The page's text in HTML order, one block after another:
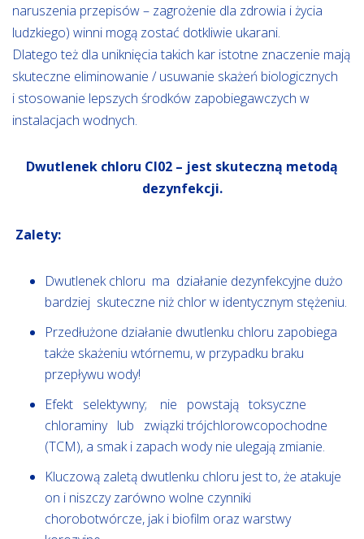
naruszenia przepisów – zagrożenie dla zdrowia i życia
ludzkiego) winni mogą zostać dotkliwie ukarani.
Dlatego też dla uniknięcia takich kar istotne znaczenie mają
skuteczne eliminowanie / usuwanie skażeń biologicznych
i stosowanie lepszych środków zapobiegawczych w
instalacjach wodnych.
Dwutlenek chloru CI02 – jest skuteczną metodą
dezynfekcji.
Zalety:
Dwutlenek chloru ma działanie dezynfekcyjne dużo
bardziej skuteczne niż chlor w identycznym stężeniu.
Przedłużone działanie dwutlenku chloru zapobiega
także skażeniu wtórnemu, w przypadku braku
przepływu wody!
Efekt selektywny; nie powstają toksyczne
chloraminy lub związki trójchlorowcopochodne
(TCM), a smak i zapach wody nie ulegają zmianie.
Kluczową zaletą dwutlenku chloru jest to, że atakuje
on i niszczy zarówno wolne czynniki
chorobotwórcze, jak i biofilm oraz warstwy